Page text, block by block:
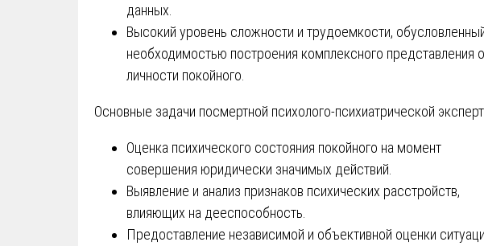
данных.
Высокий уровень сложности и трудоемкости,
необходимостью построения комплексного представления о
личности покойного.
Основные задачи посмертной психолого-психиатрической
Оценка психического состояния покойного на момент
совершения юридически значимых действий.
Выявление и анализ признаков психических расстройств,
влияющих на дееспособность.
Предоставление независимой и объективной оценки